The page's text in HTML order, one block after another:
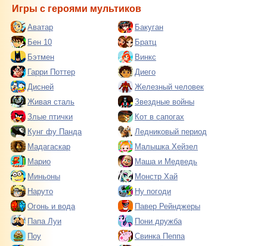
Игры с героями мультиков
Аватар
Бакуган
Бен 10
Братц
Бэтмен
Винкс
Гарри Поттер
Диего
Дисней
Железный человек
Живая сталь
Звездные войны
Злые птички
Кот в сапогах
Кунг фу Панда
Ледниковый период
Мадагаскар
Малышка Хейзел
Марио
Маша и Медведь
Миньоны
Монстр Хай
Наруто
Ну погоди
Огонь и вода
Павер Рейнджеры
Папа Луи
Пони дружба
Поу
Свинка Пеппа